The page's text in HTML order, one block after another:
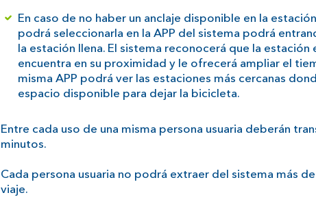
En caso de no haber un anclaje disponible en la
podrá seleccionarla en la APP del sistema podrá
la estación llena. El sistema reconocerá que la estación
encuentra en su proximidad y le ofrecerá ampliar el
misma APP podrá ver las estaciones más cercanas
espacio disponible para dejar la bicicleta.
Entre cada uso de una misma persona usuaria deberán
minutos.
Cada persona usuaria no podrá extraer del sistema más
viaje.